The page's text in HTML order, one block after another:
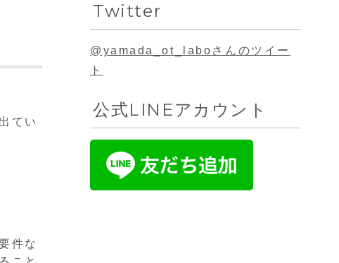
てい
件な
Twitter
@yamada_ot_laboさんのツイー
ト
公式LINEアカウント